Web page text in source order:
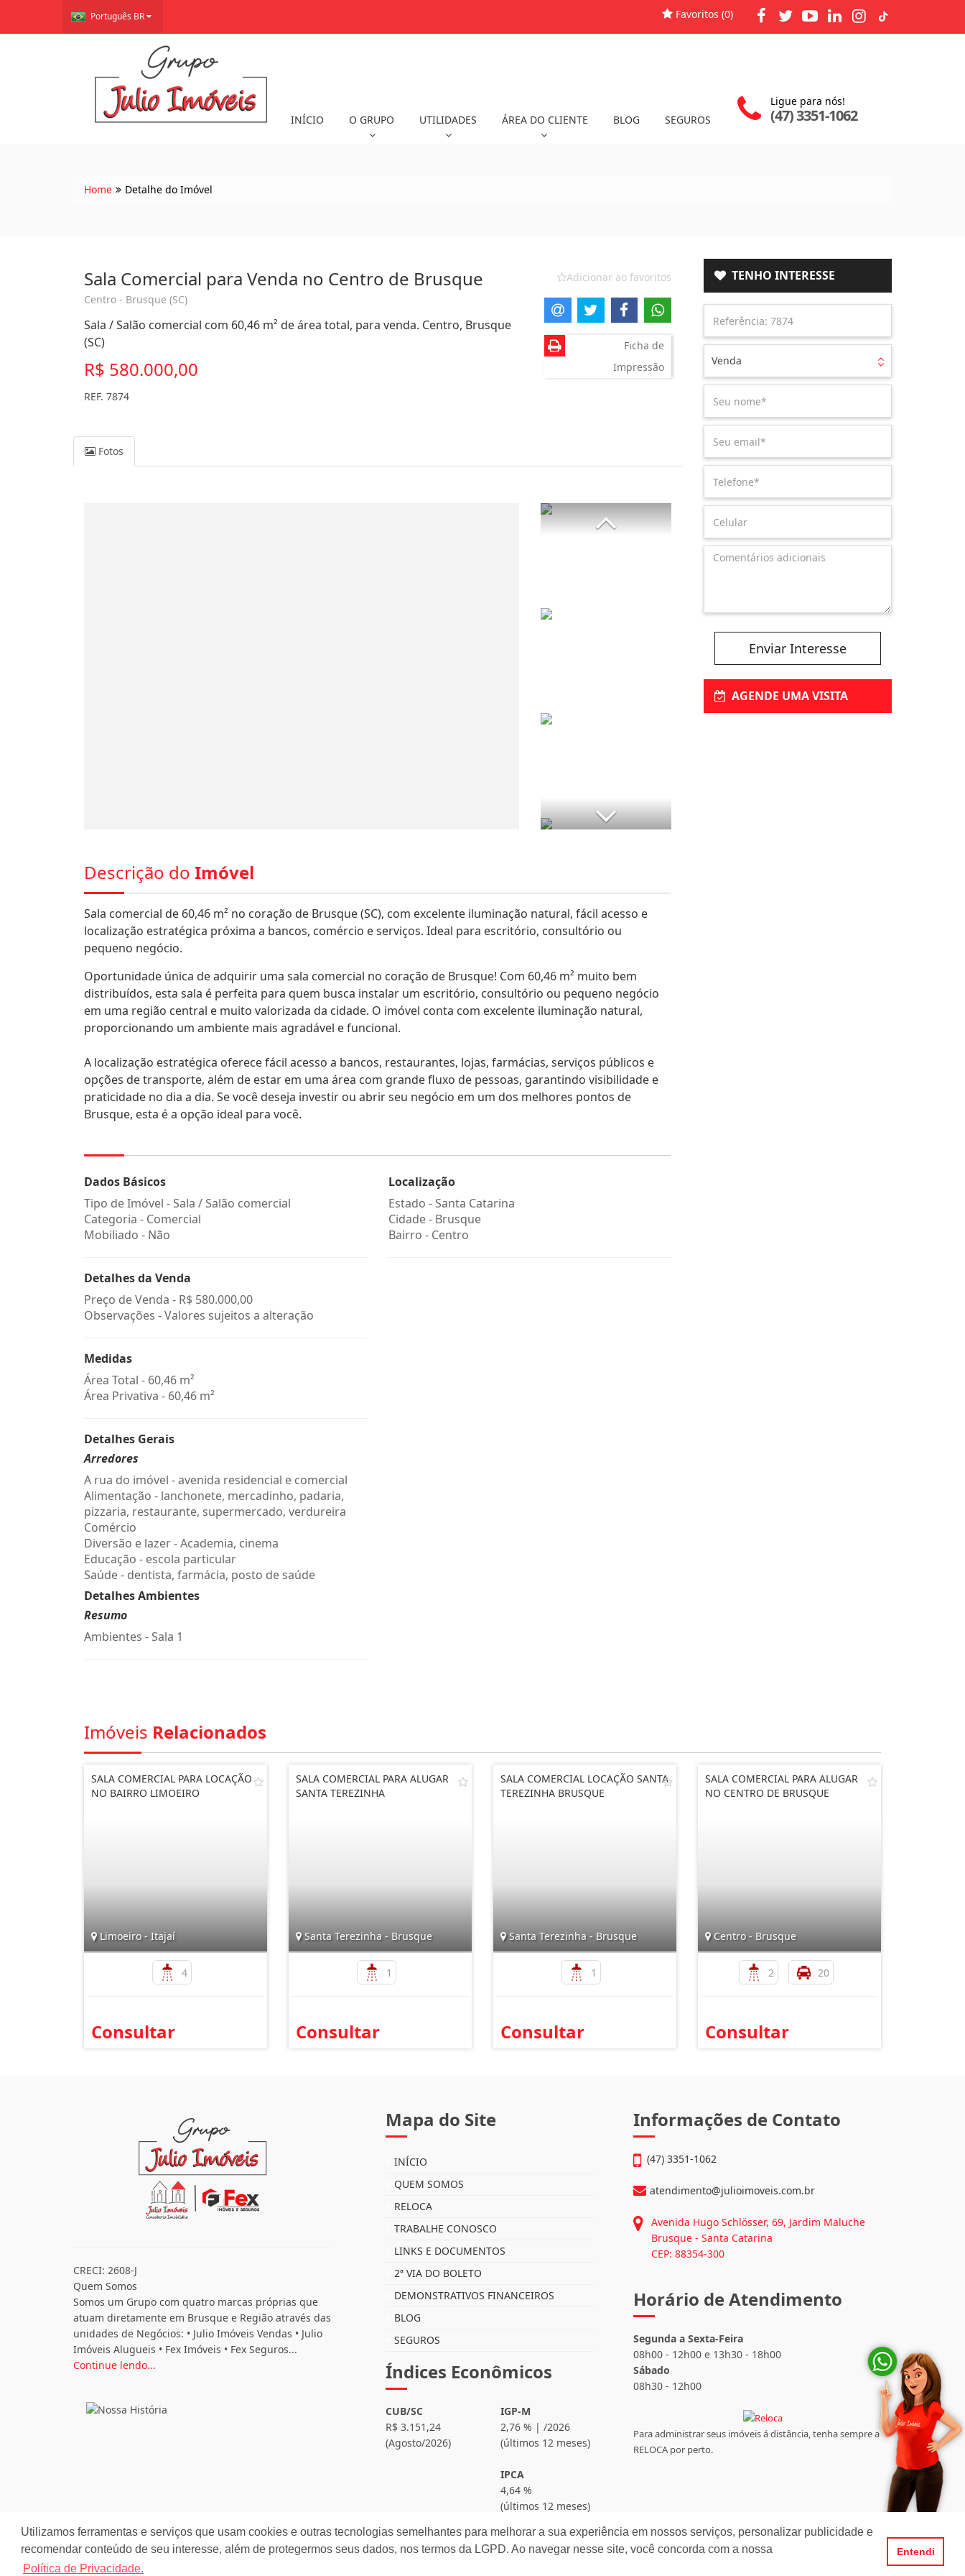
Utilizamos ferramentas e serviços que usam cookies e outras tecnologias semelhantes para melhorar a sua experiência em nossos serviços, personalizar publicidade e
recomendar conteúdo de seu interesse, além de protegermos seus dados, nos termos da LGPD. Ao navegar nesse site, você concorda com a nossa
Política de Privacidade.
Entendi
Português BR Favoritos (0)
INÍCIO O GRUPO UTILIDADES ÁREA DO CLIENTE BLOG SEGUROS
Ligue para nós!
(47) 3351-1062
Home Detalhe do Imóvel
Sala Comercial para Venda no Centro de Brusque
Centro - Brusque (SC)
Sala / Salão comercial com 60,46 m² de área total, para venda. Centro, Brusque
(SC)
R$ 580.000,00
REF. 7874
Adicionar ao favoritos
Ficha de
Impressão
Fotos
Descrição do Imóvel
Sala comercial de 60,46 m² no coração de Brusque (SC), com excelente iluminação natural, fácil acesso e
localização estratégica próxima a bancos, comércio e serviços. Ideal para escritório, consultório ou
pequeno negócio.
Oportunidade única de adquirir uma sala comercial no coração de Brusque! Com 60,46 m² muito bem
distribuídos, esta sala é perfeita para quem busca instalar um escritório, consultório ou pequeno negócio
em uma região central e muito valorizada da cidade. O imóvel conta com excelente iluminação natural,
proporcionando um ambiente mais agradável e funcional.
A localização estratégica oferece fácil acesso a bancos, restaurantes, lojas, farmácias, serviços públicos e
opções de transporte, além de estar em uma área com grande fluxo de pessoas, garantindo visibilidade e
praticidade no dia a dia. Se você deseja investir ou abrir seu negócio em um dos melhores pontos de
Brusque, esta é a opção ideal para você.
Dados Básicos
Tipo de Imóvel - Sala / Salão comercial
Categoria - Comercial
Mobiliado - Não
Detalhes da Venda
Preço de Venda - R$ 580.000,00
Observações - Valores sujeitos a alteração
Medidas
Área Total - 60,46 m²
Área Privativa - 60,46 m²
Detalhes Gerais
Arredores
A rua do imóvel - avenida residencial e comercial
Alimentação - lanchonete, mercadinho, padaria,
pizzaria, restaurante, supermercado, verdureira
Comércio
Diversão e lazer - Academia, cinema
Educação - escola particular
Saúde - dentista, farmácia, posto de saúde
Detalhes Ambientes
Resumo
Ambientes - Sala 1
Localização
Estado -Santa Catarina
Cidade - Brusque
Bairro - Centro
TENHO INTERESSE
Venda
Enviar Interesse
AGENDE UMA VISITA
Imóveis Relacionados
SALA COMERCIAL PARA LOCAÇÃO
NO BAIRRO LIMOEIRO
Limoeiro - Itajaí
4
Consultar
SALA COMERCIAL PARA ALUGAR
SANTA TEREZINHA
Santa Terezinha - Brusque
1
Consultar
SALA COMERCIAL LOCAÇÃO SANTA
TEREZINHA BRUSQUE
Santa Terezinha - Brusque
1
Consultar
SALA COMERCIAL PARA ALUGAR
NO CENTRO DE BRUSQUE
Centro - Brusque
2 20
Consultar
CRECI: 2608-J
Quem Somos
Somos um Grupo com quatro marcas próprias que
atuam diretamente em Brusque e Região através das
unidades de Negócios: • Julio Imóveis Vendas • Julio
Imóveis Alugueis • Fex Imóveis • Fex Seguros...
Continue lendo...
Mapa do Site
INÍCIO
QUEM SOMOS
RELOCA
TRABALHE CONOSCO
LINKS E DOCUMENTOS
2ª VIA DO BOLETO
DEMONSTRATIVOS FINANCEIROS
BLOG
SEGUROS
Índices Econômicos
CUB/SC
R$ 3.151,24
(Agosto/2026)
IGP-M
2,76 % | /2026
(últimos 12 meses)
IPCA
4,64 %
(últimos 12 meses)
Informações de Contato
(47) 3351-1062
atendimento@julioimoveis.com.br
Avenida Hugo Schlösser, 69, Jardim Maluche
Brusque - Santa Catarina
CEP: 88354-300
Horário de Atendimento
Segunda a Sexta-Feira
08h00 - 12h00 e 13h30 - 18h00
Sábado
08h30 - 12h00
Para administrar seus imóveis á distância, tenha sempre a
RELOCA por perto.
Site desenvolvido por